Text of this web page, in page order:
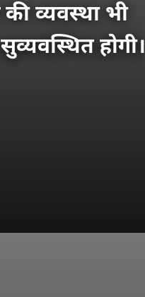
व्यवस्था भी
होगी।